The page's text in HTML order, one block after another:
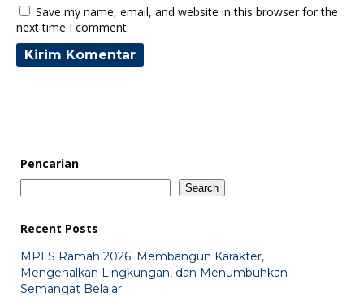
Save my name, email, and website in this browser for the
next time I comment.
Pencarian
Search
Recent Posts
MPLS Ramah 2026: Membangun Karakter,
Mengenalkan Lingkungan, dan Menumbuhkan
Semangat Belajar